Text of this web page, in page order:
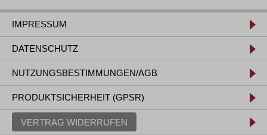
IMPRESSUM
DATENSCHUTZ
NUTZUNGSBESTIMMUNGEN/AGB
PRODUKTSICHERHEIT (GPSR)
VERTRAG WIDERRUFEN